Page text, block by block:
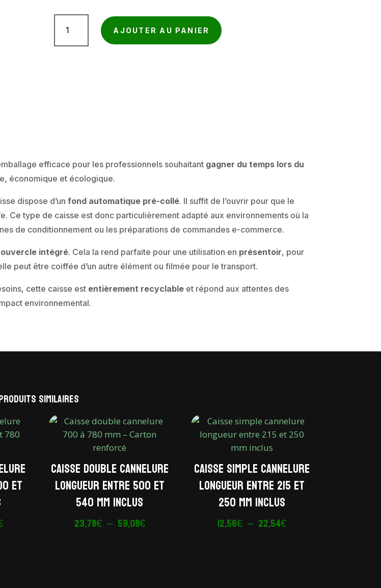
Demi-
AJOUTER AU PANIER
efficace pour les professionnels souhaitant gagner du temps lors du
économique et écologique.
dispose d’unfond automatique pré-collé. Il suffit de l’ouvrir pour que le
Ce type de caisse est donc particulièrement adapté aux environnements où la
de conditionnement ou les préparations de commandes e-commerce.
intégré. Cela la rend parfaite pour une utilisation en présentoir, pour
peut être coiffée d’un autre élément ou filmée pour le transport.
cette caisse est entièrement recyclable et répond aux attentes des
environnemental.
similaires
et
Plage
Caisse double cannelure
longueur entre 500 et
540 mm inclus
23,78€ – 59,08€Plage
Caisse simple cannelure
longueur entre 215 et
250 mm inclus
12,56€ – 22,54€Plage